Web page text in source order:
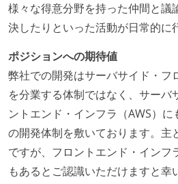
様々な得意分野を持った仲間と議
決したりといった活動が日常的に
ポジションへの期待値
弊社での開発はサーバサイド・フ
を分業する体制ではなく、サーバ
ントエンド・インフラ（AWS）
の開発体制を敷いております。主
ですが、フロントエンド・インフ
もあるとご認識いただけますと幸